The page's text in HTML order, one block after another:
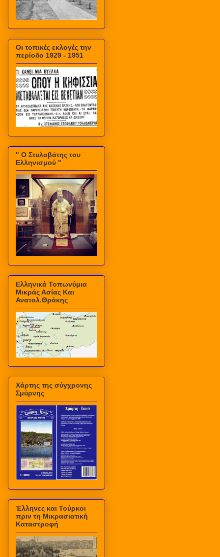
Οι τοπικές εκλογές την
περίοδο 1929 - 1951
" Ο Στυλοβάτης του
Ελληνισμού "
Ελληνικά Τοπωνύμια
Μικράς Ασίας Και
Ανατολ.Θράκης
Χάρτης της σύγχρονης
Σμύρνης
Έλληνες και Τούρκοι
πριν τη Μικρασιατική
Καταστροφή